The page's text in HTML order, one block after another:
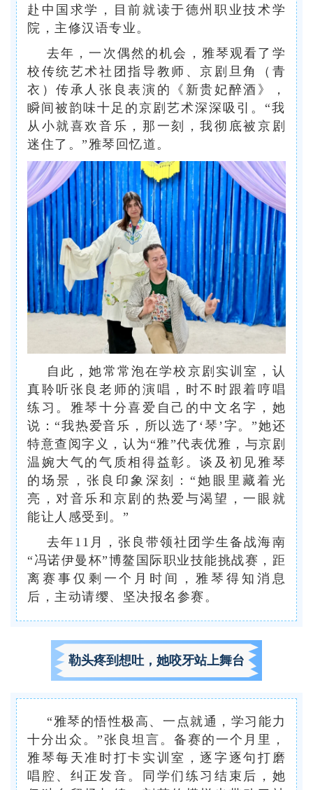
赴中国求学，目前就读于德州职业技术学
院，主修汉语专业。
去年，一次偶然的机会，雅琴观看了学
校传统艺术社团指导教师、京剧旦角（青
衣）传承人张良表演的《新贵妃醉酒》，
瞬间被韵味十足的京剧艺术深深吸引。“我
从小就喜欢音乐，那一刻，我彻底被京剧
迷住了。”雅琴回忆道。
自此，她常常泡在学校京剧实训室，认
真聆听张良老师的演唱，时不时跟着哼唱
练习。雅琴十分喜爱自己的中文名字，她
说：“我热爱音乐，所以选了‘琴’字。”她还
特意查阅字义，认为“雅”代表优雅，与京剧
温婉大气的气质相得益彰。谈及初见雅琴
的场景，张良印象深刻：“她眼里藏着光
亮，对音乐和京剧的热爱与渴望，一眼就
能让人感受到。”
去年11月，张良带领社团学生备战海南
“冯诺伊曼杯”博鳌国际职业技能挑战赛，距
离赛事仅剩一个月时间，雅琴得知消息
后，主动请缨、坚决报名参赛。
勒头疼到想吐，她咬牙站上舞台
“雅琴的悟性极高、一点就通，学习能力
十分出众。”张良坦言。备赛的一个月里，
雅琴每天准时打卡实训室，逐字逐句打磨
唱腔、纠正发音。同学们练习结束后，她